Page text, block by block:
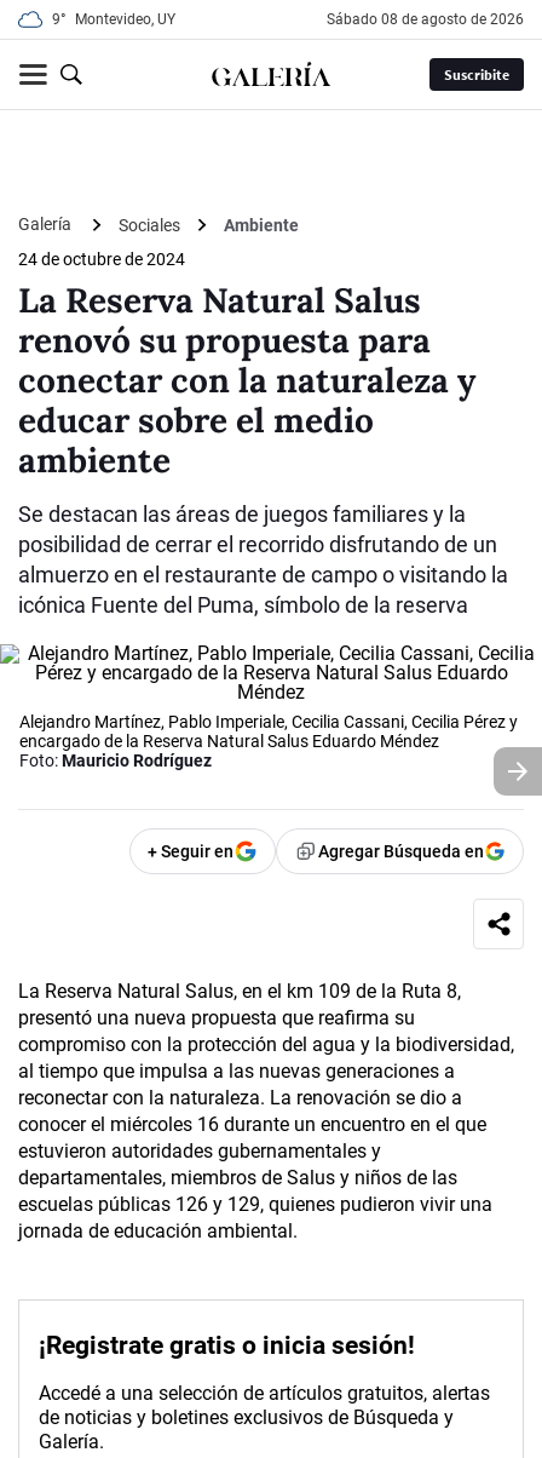
9° Montevideo, UY sábado 08 de agosto de 2026
Suscribite
Galería Sociales
Ambiente
24 de octubre de 2024
La Reserva Natural Salus
renovó su propuesta para
conectar con la naturaleza y
educar sobre el medio
ambiente
Se destacan las áreas de juegos familiares y la
posibilidad de cerrar el recorrido disfrutando de un
almuerzo en el restaurante de campo o visitando la
icónica Fuente del Puma, símbolo de la reserva
Alejandro Martínez, Pablo Imperiale, Cecilia Cassani, Cecilia Pérez y
encargado de la Reserva Natural Salus Eduardo Méndez
Foto:Mauricio Rodríguez
+ Seguir en Agregar Búsqueda en
La Reserva Natural Salus, en el km 109 de la Ruta 8,
presentó una nueva propuesta que reafirma su
compromiso con la protección del agua y la biodiversidad,
al tiempo que impulsa a las nuevas generaciones a
reconectar con la naturaleza. La renovación se dio a
conocer el miércoles 16 durante un encuentro en el que
estuvieron autoridades gubernamentales y
departamentales, miembros de Salus y niños de las
escuelas públicas 126 y 129, quienes pudieron vivir una
jornada de educación ambiental.
¡Registrate gratis o inicia sesión!
Accedé a una selección de artículos gratuitos, alertas
de noticias y boletines exclusivos de Búsqueda y
Galería.